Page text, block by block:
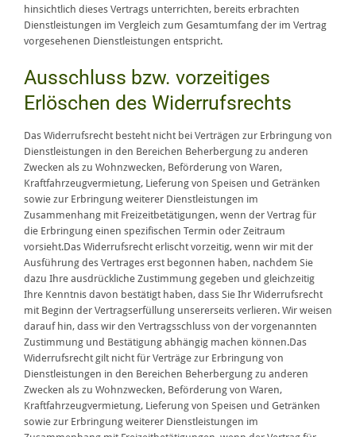
hinsichtlich dieses Vertrags unterrichten, bereits erbrachten
Dienstleistungen im Vergleich zum Gesamtumfang der im Vertrag
vorgesehenen Dienstleistungen entspricht.
Ausschluss bzw. vorzeitiges
Erlöschen des Widerrufsrechts
Das Widerrufsrecht besteht nicht bei Verträgen zur Erbringung von
Dienstleistungen in den Bereichen Beherbergung zu anderen
Zwecken als zu Wohnzwecken, Beförderung von Waren,
Kraftfahrzeugvermietung, Lieferung von Speisen und Getränken
sowie zur Erbringung weiterer Dienstleistungen im
Zusammenhang mit Freizeitbetätigungen, wenn der Vertrag für
die Erbringung einen spezifischen Termin oder Zeitraum
vorsieht.Das Widerrufsrecht erlischt vorzeitig, wenn wir mit der
Ausführung des Vertrages erst begonnen haben, nachdem Sie
dazu Ihre ausdrückliche Zustimmung gegeben und gleichzeitig
Ihre Kenntnis davon bestätigt haben, dass Sie Ihr Widerrufsrecht
mit Beginn der Vertragserfüllung unsererseits verlieren. Wir weisen
darauf hin, dass wir den Vertragsschluss von der vorgenannten
Zustimmung und Bestätigung abhängig machen können.Das
Widerrufsrecht gilt nicht für Verträge zur Erbringung von
Dienstleistungen in den Bereichen Beherbergung zu anderen
Zwecken als zu Wohnzwecken, Beförderung von Waren,
Kraftfahrzeugvermietung, Lieferung von Speisen und Getränken
sowie zur Erbringung weiterer Dienstleistungen im